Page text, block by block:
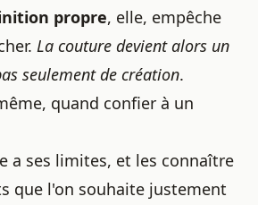
propre, elle, empêche
La couture devient alors un
seulement de création.
quand confier à un
a ses limites, et les connaître
que l'on souhaite justement